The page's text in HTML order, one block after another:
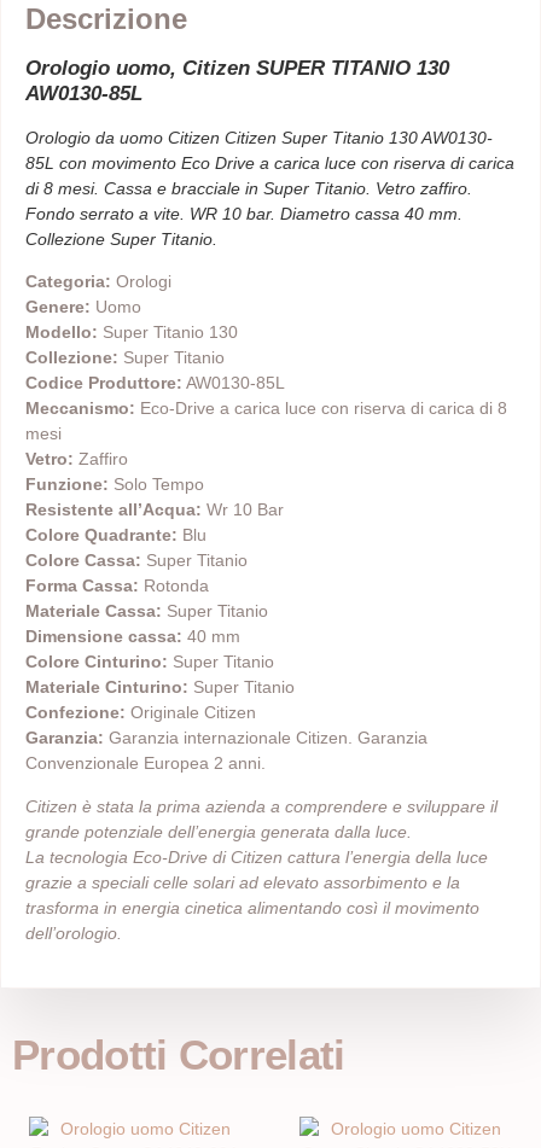
Descrizione
Orologio uomo, Citizen SUPER TITANIO 130
AW0130-85L
Orologio da uomo Citizen Citizen Super Titanio 130 AW0130-
85L con movimento Eco Drive a carica luce con riserva di carica
di 8 mesi. Cassa e bracciale in Super Titanio. Vetro zaffiro.
Fondo serrato a vite. WR 10 bar. Diametro cassa 40 mm.
Collezione Super Titanio.
Categoria: Orologi
Genere: Uomo
Modello: Super Titanio 130
Collezione: Super Titanio
Codice Produttore: AW0130-85L
Meccanismo: Eco-Drive a carica luce con riserva di carica di 8
mesi
Vetro: Zaffiro
Funzione: Solo Tempo
Resistente all’Acqua: Wr 10 Bar
Colore Quadrante: Blu
Colore Cassa: Super Titanio
Forma Cassa: Rotonda
Materiale Cassa: Super Titanio
Dimensione cassa: 40 mm
Colore Cinturino: Super Titanio
Materiale Cinturino: Super Titanio
Confezione: Originale Citizen
Garanzia: Garanzia internazionale Citizen. Garanzia
Convenzionale Europea 2 anni.
Citizen è stata la prima azienda a comprendere e sviluppare il
grande potenziale dell’energia generata dalla luce.
La tecnologia Eco-Drive di Citizen cattura l’energia della luce
grazie a speciali celle solari ad elevato assorbimento e la
trasforma in energia cinetica alimentando così il movimento
dell’orologio.
Prodotti Correlati